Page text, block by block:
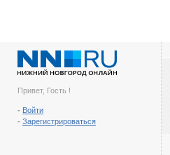
Привет, Гость !
- Войти
- Зарегистрироваться